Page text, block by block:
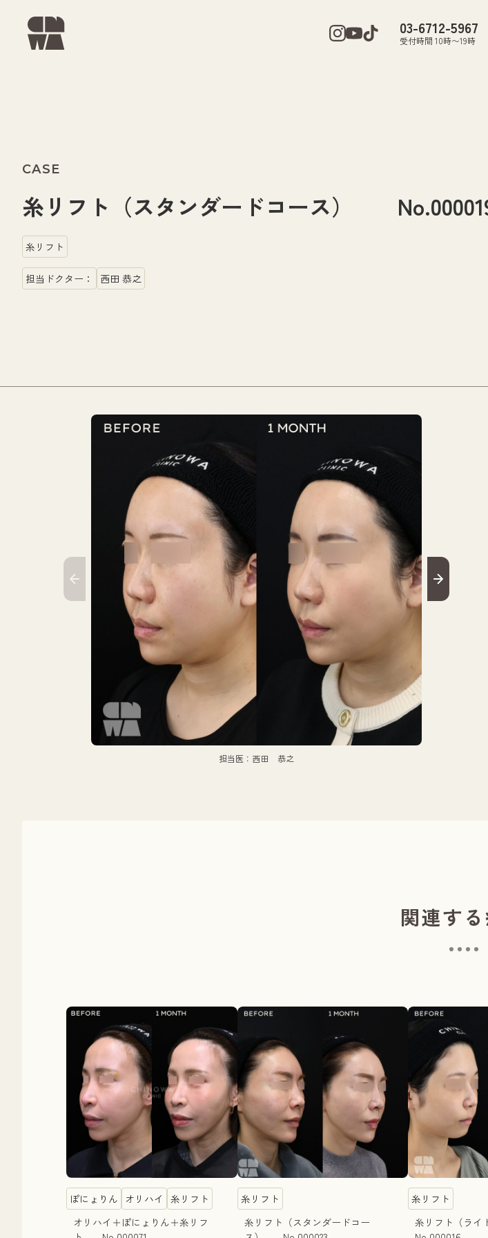
03-6712-5967
受付時間 10時〜19時
CASE
糸リフト（スタンダードコース）
糸リフト
担当ドクター： 西田 恭之
担当医：西田 恭之
関連す
ぽにょりん オリハイ
糸リフト
オリハイ＋ぽにょりん＋糸リフ
糸リフト
糸リフト（スタンダードコー
糸リフト
糸リフト（ラ